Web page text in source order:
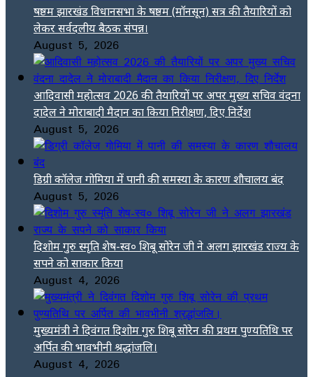
षष्ठम झारखंड विधानसभा के षष्ठम (मॉनसून) सत्र की तैयारियों को
लेकर सर्वदलीय बैठक संपन्न।
August 5, 2026
आदिवासी महोत्सव 2026 की तैयारियों पर अपर मुख्य सचिव वंदना
दादेल ने मोराबादी मैदान का किया निरीक्षण, दिए निर्देश
August 5, 2026
डिग्री कॉलेज गोमिया में पानी की समस्या के कारण शौचालय बंद
August 5, 2026
दिशोम गुरु स्मृति शेष-स्व० शिबू सोरेन जी ने अलग झारखंड राज्य के
सपने को साकार किया
August 4, 2026
मुख्यमंत्री ने दिवंगत दिशोम गुरु शिबू सोरेन की प्रथम पुण्यतिथि पर
अर्पित की भावभीनी श्रद्धांजलि।
August 4, 2026